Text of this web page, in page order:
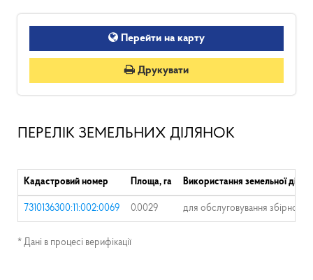
Перейти на карту
Друкувати
ПЕРЕЛІК ЗЕМЕЛЬНИХ ДІЛЯНОК
Кадастровий номер Площа, га Використання земельної
7310136300:11:002:0069 0.0029 для обслуговування збірно-
* Дані в процесі верифікації